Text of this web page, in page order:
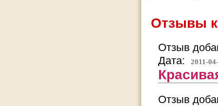
Отзывы
Отзыв
Дата:
2011-
Отзыв